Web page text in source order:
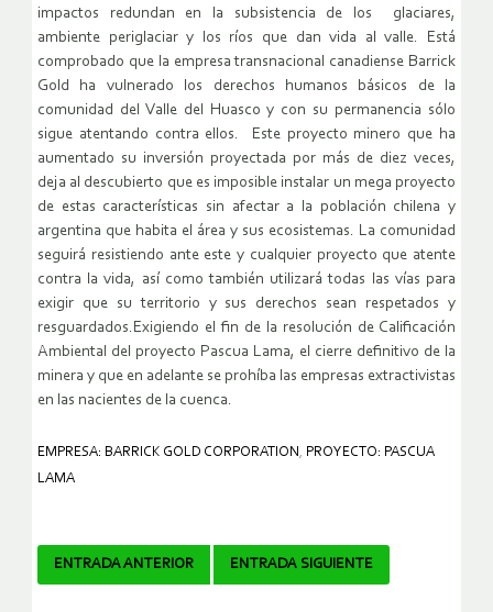
impactos redundan en la subsistencia de los glaciares,
ambiente periglaciar y los ríos que dan vida al valle. Está
comprobado que la empresa transnacional canadiense Barrick
Gold ha vulnerado los derechos humanos básicos de la
comunidad del Valle del Huasco y con su permanencia sólo
sigue atentando contra ellos. Este proyecto minero que ha
aumentado su inversión proyectada por más de diez veces,
deja al descubierto que es imposible instalar un mega proyecto
de estas características sin afectar a la población chilena y
argentina que habita el área y sus ecosistemas. La comunidad
seguirá resistiendo ante este y cualquier proyecto que atente
contra la vida, así como también utilizará todas las vías para
exigir que su territorio y sus derechos sean respetados y
resguardados.Exigiendo el fin de la resolución de Calificación
Ambiental del proyecto Pascua Lama, el cierre definitivo de la
minera y que en adelante se prohíba las empresas extractivistas
en las nacientes de la cuenca.
EMPRESA: BARRICK GOLD CORPORATION , PROYECTO: PASCUA
LAMA
Navegador
ENTRADA ANTERIOR ENTRADA SIGUIENTE